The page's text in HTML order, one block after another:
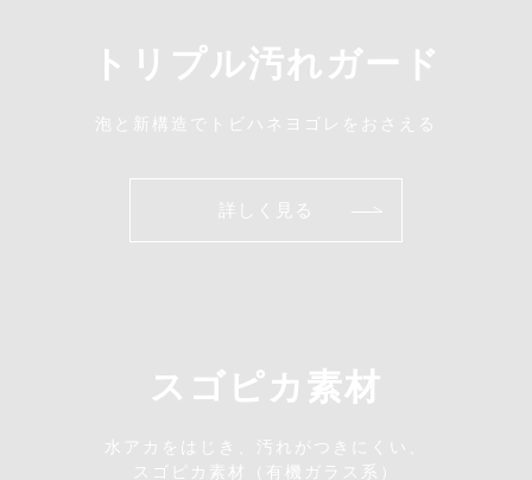
トリプル汚れガード
泡と新構造でトビハネヨゴレをおさえる
詳しく見る
スゴピカ素材
水アカをはじき、汚れがつきにくい、
スゴピカ素材（有機ガラス系）